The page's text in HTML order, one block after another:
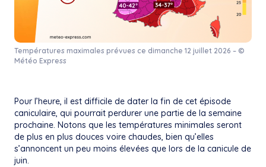
Températures maximales prévues ce dimanche 12 juillet 2026 – ©
Météo Express
Pour l’heure, il est difficile de dater la fin de cet épisode
caniculaire, qui pourrait perdurer une partie de la semaine
prochaine. Notons que les températures minimales seront
de plus en plus douces voire chaudes, bien qu’elles
s’annoncent un peu moins élevées que lors de la canicule de
juin.